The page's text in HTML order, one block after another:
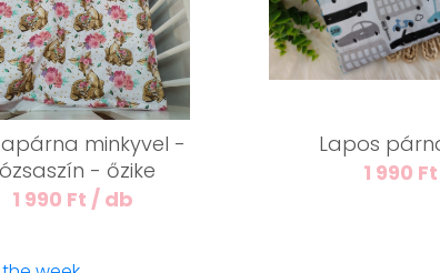
minkyvel -
- őzike
1 990 Ft / db
Lapos
1 990